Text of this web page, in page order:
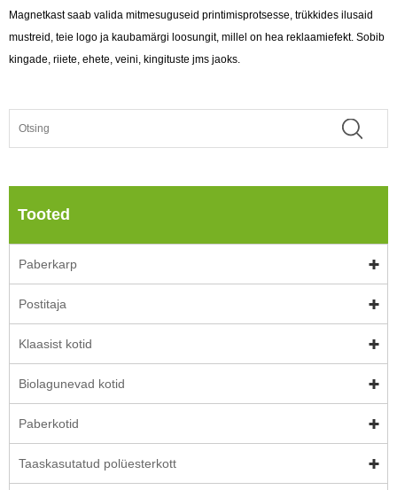
Magnetkast saab valida mitmesuguseid printimisprotsesse, trükkides ilusaid
mustreid, teie logo ja kaubamärgi loosungit, millel on hea reklaamiefekt. Sobib
kingade, riiete, ehete, veini, kingituste jms jaoks.
Tooted
Paberkarp
Postitaja
Klaasist kotid
Biolagunevad kotid
Paberkotid
Taaskasutatud polüesterkott